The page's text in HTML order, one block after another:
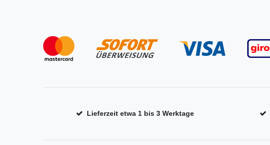
Lieferzeit etwa 1 bis 3 Werktage